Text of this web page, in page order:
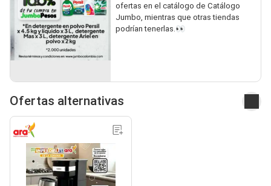
ofertas en el catálogo de Catálogo
Jumbo, mientras que otras tiendas
podrían tenerlas.👀
Ofertas alternativas